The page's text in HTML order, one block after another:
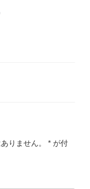
りません。 * が付